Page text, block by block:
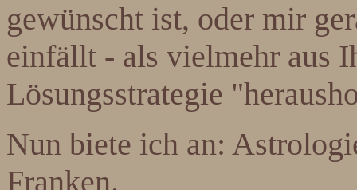
gewünscht ist, oder mir
einfällt - als vielmehr aus
Lösungsstrategie
Nun biete ich an:
Franken.